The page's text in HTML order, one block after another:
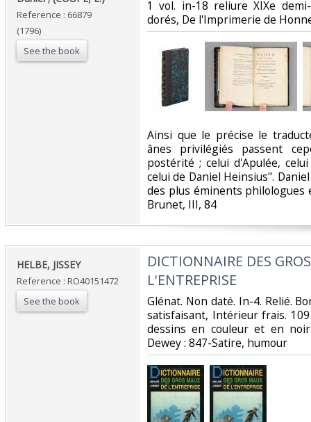
Reference : 66879
(1796)
See the book
‎1 vol. in-18 reliure XIXe
dorés, De l'Imprimerie de
‎Ainsi que le précise le
ânes privilégiés passent
postérité ; celui d'Apulée,
celui de Daniel Heinsius".
des plus éminents philologues
Brunet, III, 84‎
‎HELBE, JISSEY‎
Reference : RO40151472
See the book
‎DICTIONNAIRE DES
L'ENTREPRISE‎
‎Glénat. Non daté. In-4. Relié.
satisfaisant, Intérieur frais.
dessins en couleur et en
Dewey : 847-Satire, humour‎